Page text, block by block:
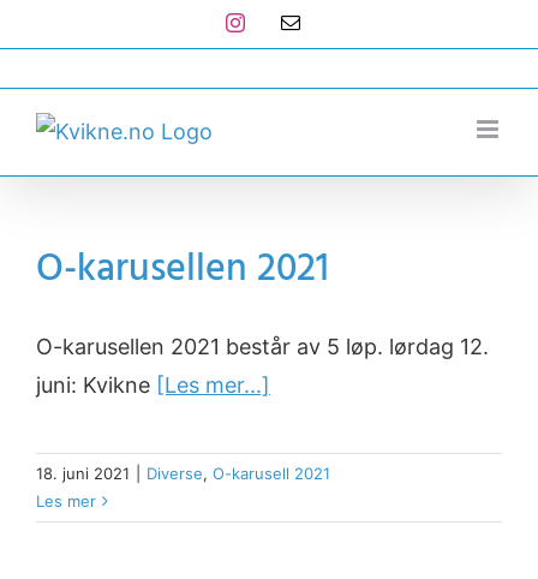
to
content
Instagram
E-
O-karusellen 2021
O-karusellen 2021 består av 5 løp. lørdag 12.
juni: Kvikne [Les mer...]
18. juni 2021 Diverse, O-karusell 2021
Les mer